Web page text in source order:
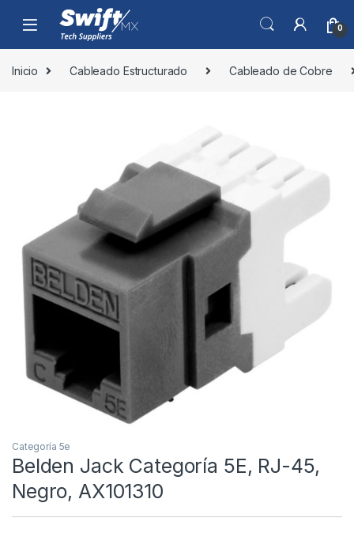
Skip to navigation
Skip to content
0
Inicio Cableado Estructurado Cableado de Cobre
Categoría 5e
Belden Jack Categoría 5E, RJ-45,
Negro, AX101310